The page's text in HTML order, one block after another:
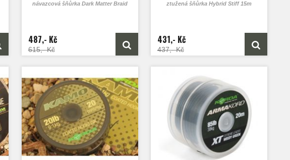
návazcová šňůrka Dark Matter Braid
487,- Kč
615,- Kč
ztužená šňůrka Hybrid Stiff 15m
431,- Kč
437,- Kč